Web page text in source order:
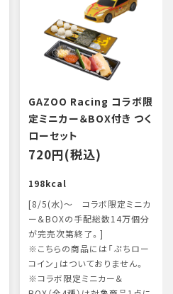
GAZOO Racing コラボ限
定ミニカー＆BOX付き つく
ローセット
720円(税込)
198kcal
[8/5(水)～ コラボ限定ミニカ
ー＆BOXの手配総数14万個分
が完売次第終了。]
※こちらの商品には「ぷちロー
コイン」はついておりません。
※コラボ限定ミニカー＆